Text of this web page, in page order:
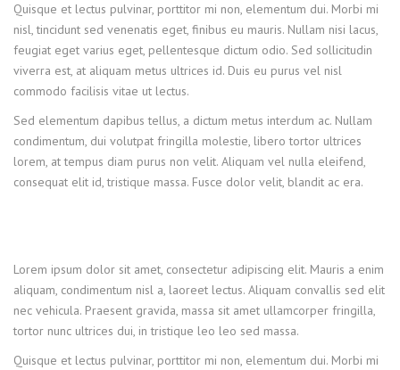
Quisque et lectus pulvinar, porttitor mi non, elementum dui. Morbi mi
nisl, tincidunt sed venenatis eget, finibus eu mauris. Nullam nisi lacus,
feugiat eget varius eget, pellentesque dictum odio. Sed sollicitudin
viverra est, at aliquam metus ultrices id. Duis eu purus vel nisl
commodo facilisis vitae ut lectus.
Sed elementum dapibus tellus, a dictum metus interdum ac. Nullam
condimentum, dui volutpat fringilla molestie, libero tortor ultrices
lorem, at tempus diam purus non velit. Aliquam vel nulla eleifend,
consequat elit id, tristique massa. Fusce dolor velit, blandit ac era.
Lorem ipsum dolor sit amet, consectetur adipiscing elit. Mauris a enim
aliquam, condimentum nisl a, laoreet lectus. Aliquam convallis sed elit
nec vehicula. Praesent gravida, massa sit amet ullamcorper fringilla,
tortor nunc ultrices dui, in tristique leo leo sed massa.
Quisque et lectus pulvinar, porttitor mi non, elementum dui. Morbi mi